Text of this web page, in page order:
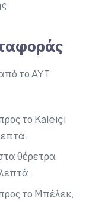
το AYT
το Kaleiçi
θέρετρα
το Μπέλεκ,